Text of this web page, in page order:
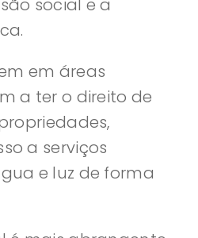
social e a
em áreas
a ter o direito de
a serviços
e luz de forma